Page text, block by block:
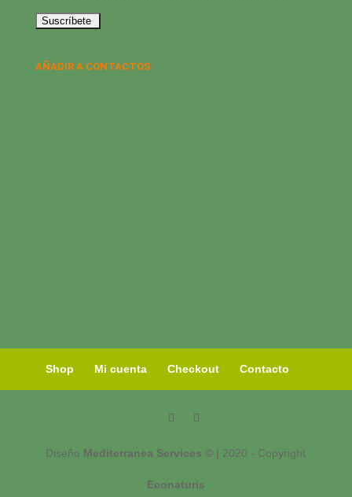
AÑADIR A CONTACTOS:
Shop Mi cuenta Checkout Contacto
Diseño Mediterranea Services © | 2020 - Copyright
Econaturis